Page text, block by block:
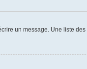
un message. Une liste